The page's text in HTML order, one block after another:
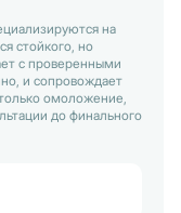
на
стойкого, но
с проверенными
и сопровождает
омоложение,
до финального